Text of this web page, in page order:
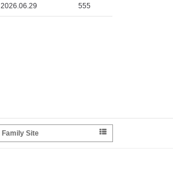
2026.06.29 555
Family Site